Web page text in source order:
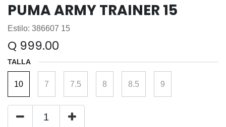
PUMA ARMY TRAINER 15
Estilo: 386607 15
Q 999.00
TALLA
10 7 7.5 8 8.5 9